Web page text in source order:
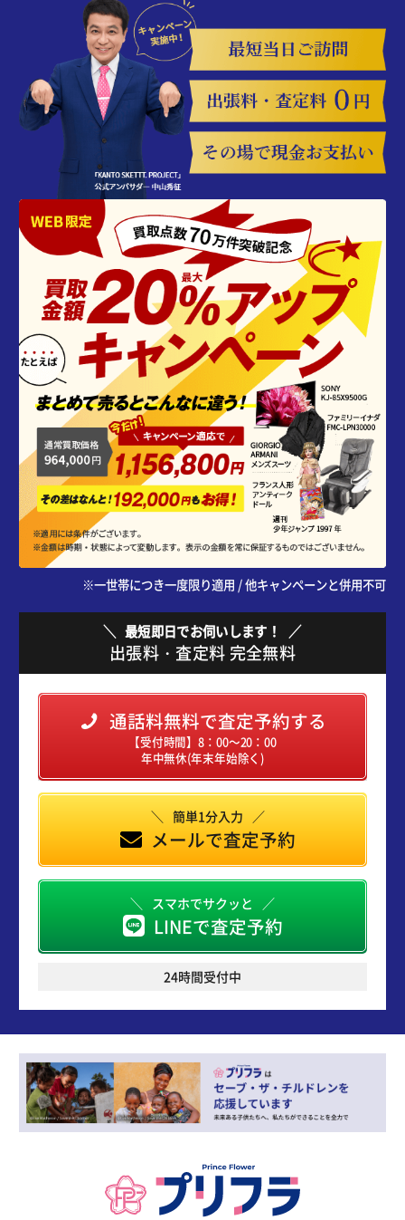
※一世帯につき一度限り適用 / 他キャンペーンと併用不可
最短即日でお伺いします！
出張料・査定料 完全無料
通話料無料で査定予約する
【受付時間】8：00～20：00
年中無休(年末年始除く)
簡単1分入力
メールで査定予約
スマホでサクッと
LINEで査定予約
24時間受付中